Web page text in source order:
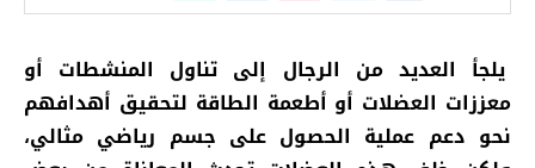
يلجأ العديد من الرجال إلى تناول المنشطات أو
معززات العضلات أو أطعمة الطاقة لتحقيق أهدافهم
نحو دعم عملية الحصول على جسم رياضي مثالي،